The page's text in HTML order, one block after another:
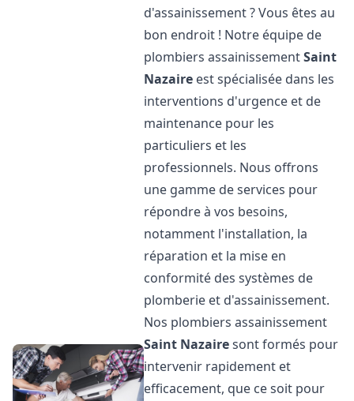
d'assainissement ? Vous êtes au
bon endroit ! Notre équipe de
plombiers assainissementSaint
Nazaire est spécialisée dans les
interventions d'urgence et de
maintenance pour les
particuliers et les
professionnels. Nous offrons
une gamme de services pour
répondre à vos besoins,
notamment l'installation, la
réparation et la mise en
conformité des systèmes de
plomberie et d'assainissement.
Nos plombiers assainissement
Saint Nazairesont formés pour
intervenir rapidement et
efficacement, que ce soit pour